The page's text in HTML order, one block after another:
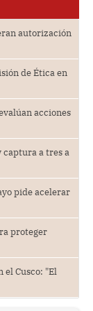
autorización
de Ética en
acciones
a tres a
pide acelerar
proteger
el Cusco: "El